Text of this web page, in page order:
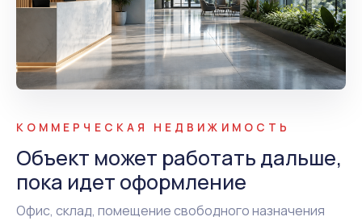
КОММЕРЧЕСКАЯ НЕДВИЖИМОСТЬ
Объект может работать дальше,
пока идет оформление
Офис, склад, помещение свободного назначения